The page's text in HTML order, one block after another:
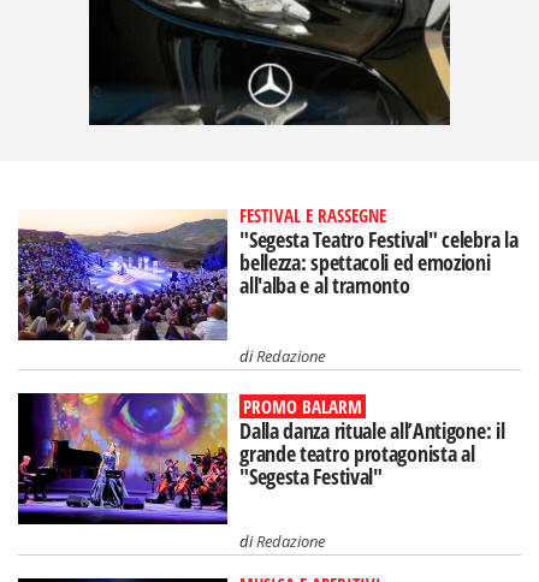
FESTIVAL E RASSEGNE
"Segesta Teatro Festival" celebra la
bellezza: spettacoli ed emozioni
all'alba e al tramonto
diRedazione
PROMO BALARM
Dalla danza rituale all’Antigone: il
grande teatro protagonista al
"Segesta Festival"
diRedazione